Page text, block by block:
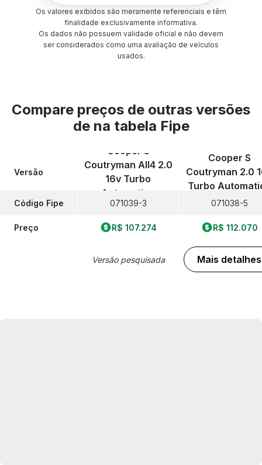
Os valores exibidos são meramente referenciais e têm
finalidade exclusivamente informativa.
Os dados não possuem validade oficial e não devem
ser considerados como uma avaliação de veículos
usados.
Compare preços de outras versões
de na tabela Fipe
Versão
Código Fipe
Preço
Cooper S
Coutryman All4 2.0
16v Turbo
Automatico
071039-3
R$ 107.274
Versão pesquisada
Cooper S
Coutryman 2.0
Turbo
071038-5
R$ 112.070
Mais detalhes